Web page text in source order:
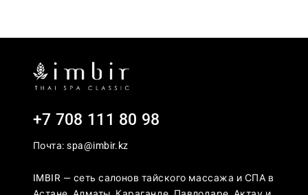
+7 708 111 80 98
Почта: spa@imbir.kz
IMBIR — сеть салонов тайского массажа и СПА в